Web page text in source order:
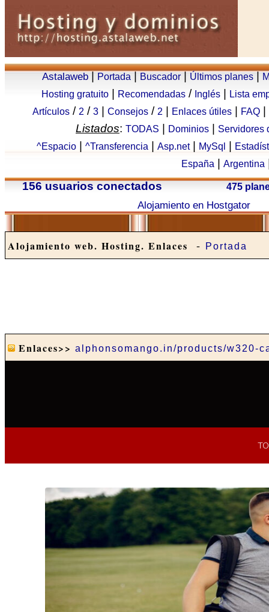
Astalaweb Portada Buscador Últimos planes
Hosting gratuito
Recomendadas / Inglés
Lista
Artículos / 2 / 3 Consejos / 2 Enlaces útiles FAQ
Listados: TODAS Dominios
Servidores
^Espacio
^Transferencia Asp.net| MySql
España
Argentina
156 usuarios conectados
475
Alojamiento en Hostgator
Alojamiento web. Hosting. Enlaces - Portada
Enlaces>> alphonsomango.in/products/w320-